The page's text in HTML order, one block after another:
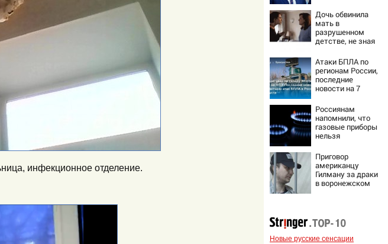
инфекционное отделение.
живых пациентов
Дочь обвинила
мать в
разрушенном
детстве, не зная
своём отце -
история одной
семьи
Атаки БПЛА по
регионам России,
последние
новости на 7
последствия,
атаки на склады
Wildberries,
состояние
пострадавших
Россиянам
напомнили, что
газовые приборы
нельзя
самостоятельно
Приговор
американцу
Гилману за драки
в воронежском
Новости на
Вести.ru
Новые русские сенсации